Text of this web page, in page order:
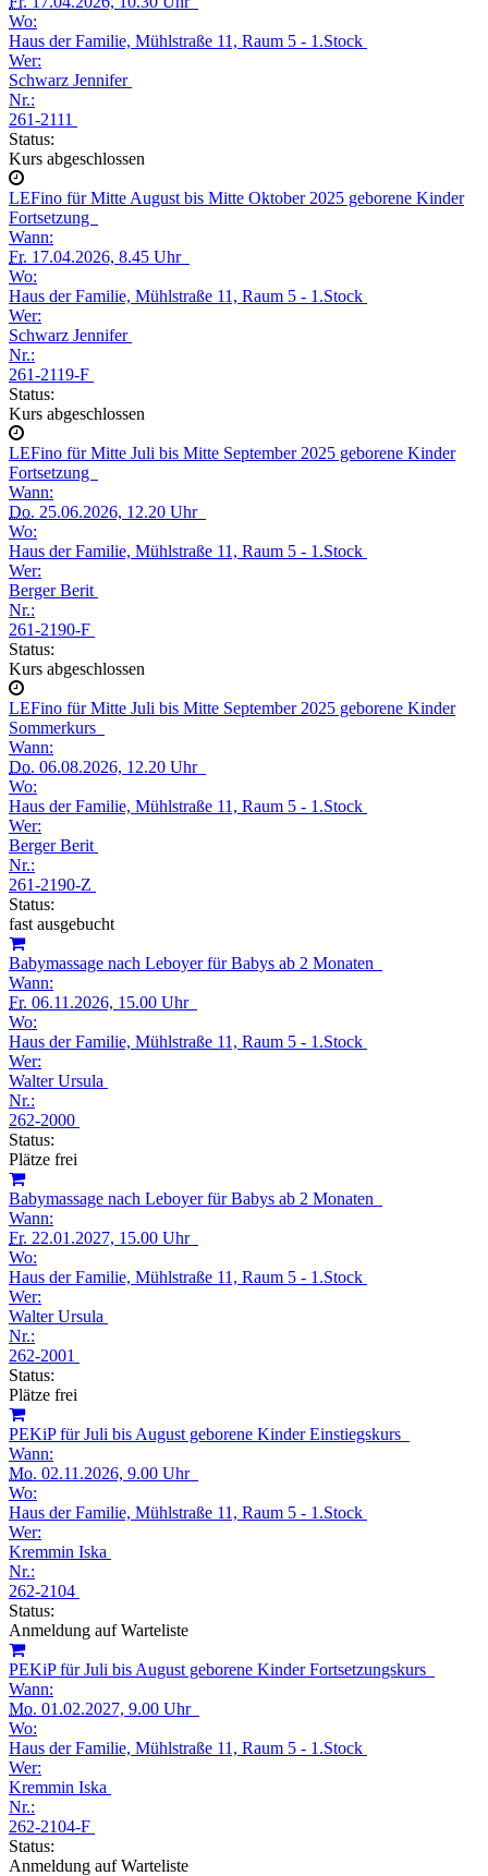
Wo:
Haus der Familie, Mühlstraße 11, Raum 5 - 1.Stock
Wer:
Schwarz Jennifer
Nr.:
261-2111
Status:
Kurs abgeschlossen
LEFino für Mitte August bis Mitte Oktober 2025 geborene Kinder
Fortsetzung
Wann:
Fr. 17.04.2026, 8.45 Uhr
Wo:
Haus der Familie, Mühlstraße 11, Raum 5 - 1.Stock
Wer:
Schwarz Jennifer
Nr.:
261-2119-F
Status:
Kurs abgeschlossen
LEFino für Mitte Juli bis Mitte September 2025 geborene Kinder
Fortsetzung
Wann:
Do. 25.06.2026, 12.20 Uhr
Wo:
Haus der Familie, Mühlstraße 11, Raum 5 - 1.Stock
Wer:
Berger Berit
Nr.:
261-2190-F
Status:
Kurs abgeschlossen
LEFino für Mitte Juli bis Mitte September 2025 geborene Kinder
Sommerkurs
Wann:
Do. 06.08.2026, 12.20 Uhr
Wo:
Haus der Familie, Mühlstraße 11, Raum 5 - 1.Stock
Wer:
Berger Berit
Nr.:
261-2190-Z
Status:
fast ausgebucht
Babymassage nach Leboyer für Babys ab 2 Monaten
Wann:
Fr. 06.11.2026, 15.00 Uhr
Wo:
Haus der Familie, Mühlstraße 11, Raum 5 - 1.Stock
Wer:
Walter Ursula
Nr.:
262-2000
Status:
Plätze frei
Babymassage nach Leboyer für Babys ab 2 Monaten
Wann:
Fr. 22.01.2027, 15.00 Uhr
Wo:
Haus der Familie, Mühlstraße 11, Raum 5 - 1.Stock
Wer:
Walter Ursula
Nr.:
262-2001
Status:
Plätze frei
PEKiP für Juli bis August geborene Kinder Einstiegskurs
Wann:
Mo. 02.11.2026, 9.00 Uhr
Wo:
Haus der Familie, Mühlstraße 11, Raum 5 - 1.Stock
Wer:
Kremmin Iska
Nr.:
262-2104
Status:
Anmeldung auf Warteliste
PEKiP für Juli bis August geborene Kinder Fortsetzungskurs
Wann:
Mo. 01.02.2027, 9.00 Uhr
Wo:
Haus der Familie, Mühlstraße 11, Raum 5 - 1.Stock
Wer:
Kremmin Iska
Nr.:
262-2104-F
Status:
Anmeldung auf Warteliste